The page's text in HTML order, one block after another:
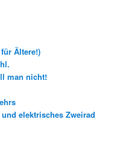
Ältere!)
man nicht!
elektrisches Zweirad